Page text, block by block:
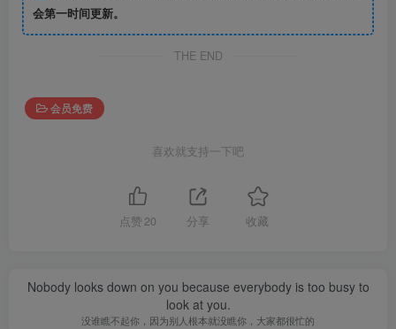
会第一时间更新。
THE END
会员免费
喜欢就支持一下吧
点赞 20 分享 收藏
Nobody looks down on you because everybody is too busy to
look at you.
没谁瞧不起你，因为别人根本就没瞧你，大家都很忙的